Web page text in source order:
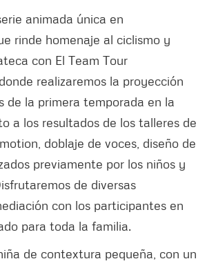
animada única en
rinde homenaje al ciclismo y
con El Team Tour
realizaremos la proyección
de la primera temporada en la
a los resultados de los talleres de
doblaje de voces, diseño de
previamente por los niños y
de diversas
con los participantes en
para toda la familia.
de contextura pequeña, con un